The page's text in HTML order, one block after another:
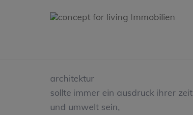
architektur
sollte immer ein ausdruck ihrer zeit
und umwelt sein,